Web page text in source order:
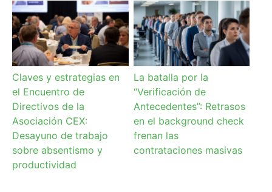
Claves y estrategias en
el Encuentro de
Directivos de la
Asociación CEX:
Desayuno de trabajo
sobre absentismo y
productividad
La batalla por la
“Verificación de
Antecedentes”: Retrasos
en el background check
frenan las
contrataciones masivas